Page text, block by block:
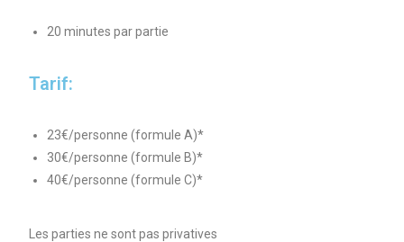
20 minutes par partie
Tarif:
23€/personne (formule A)*
30€/personne (formule B)*
40€/personne (formule C)*
Les parties ne sont pas privatives